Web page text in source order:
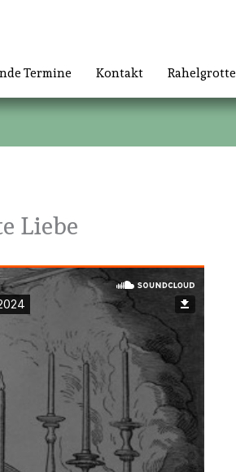
Termine Kontakt Rahelgrotte
Liebe